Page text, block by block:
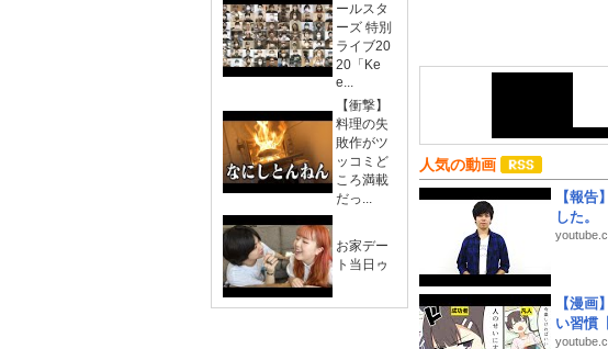
ールスタ
ーズ 特別
ライブ20
20「Ke
e...
【衝撃】
料理の失
敗作がツ
ッコミど
ころ満載
だっ...
お家デー
ト当日ゥ
人気の動画
【報告
した。
【漫画
い習慣